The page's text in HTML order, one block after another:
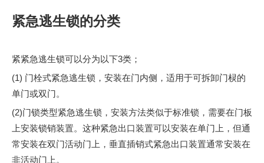
紧急逃生锁的分类
紧紧急逃生锁可以分为以下3类；
(1) 门栓式紧急逃生锁，安装在门内侧，适用于可拆卸门棂的
单门或双门。
(2)门锁类型紧急逃生锁，安装方法类似于标准锁，需要在门板
上安装锁销装置。这种紧急出口装置可以安装在单门上，但通
常安装在双门活动门上，垂直插销式紧急出口装置通常安装在
非活动门上。